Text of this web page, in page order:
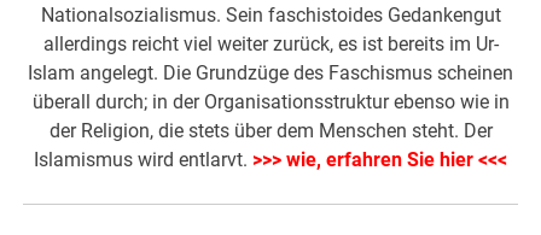
Nationalsozialismus. Sein faschistoides Gedankengut
allerdings reicht viel weiter zurück, es ist bereits im Ur-
Islam angelegt. Die Grundzüge des Faschismus scheinen
überall durch; in der Organisationsstruktur ebenso wie in
der Religion, die stets über dem Menschen steht. Der
Islamismus wird entlarvt. >>> wie, erfahren Sie hier <<<